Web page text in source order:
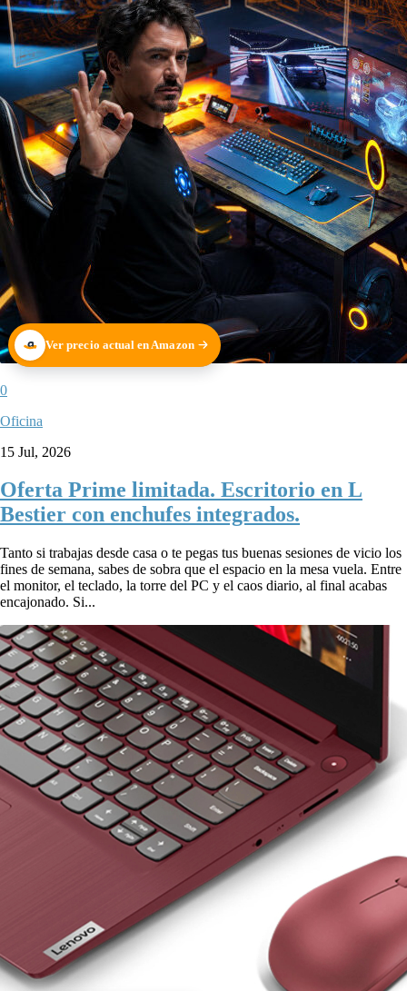
Ver precio actual en Amazon
0
Oficina
15 Jul, 2026
Oferta Prime limitada. Escritorio en L
Bestier con enchufes integrados.
Tanto si trabajas desde casa o te pegas tus buenas sesiones de vicio los
fines de semana, sabes de sobra que el espacio en la mesa vuela. Entre
el monitor, el teclado, la torre del PC y el caos diario, al final acabas
encajonado. Si...